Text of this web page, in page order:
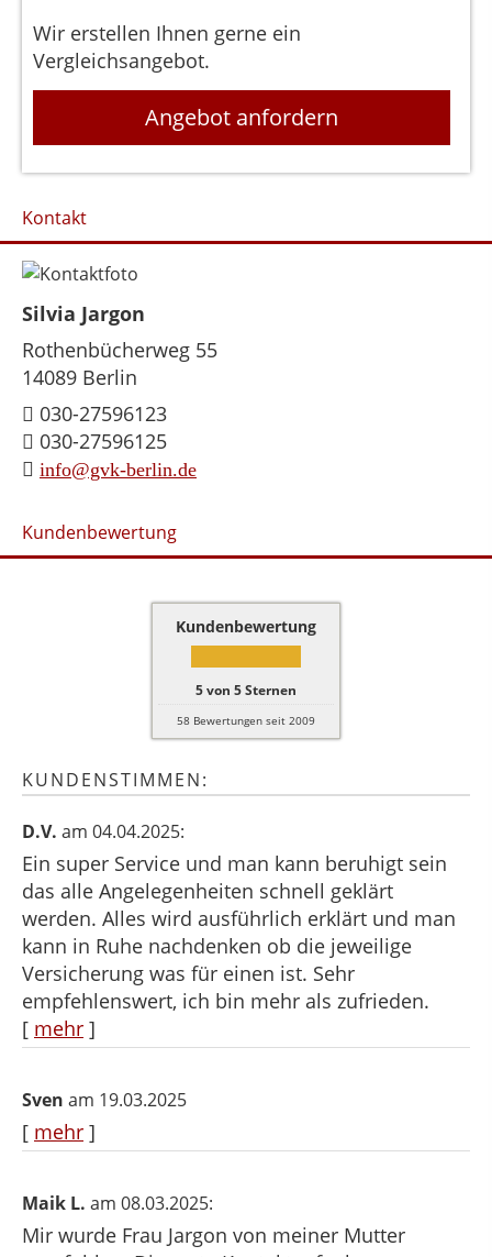
Wir erstellen Ihnen gerne ein
Vergleichsangebot.
Angebot anfordern
Kontakt
Silvia Jargon
Rothenbücherweg 55
14089 Berlin
030-27596123
030-27596125
info@gvk-berlin.de
Kundenbewertung
Kundenbewertung
5von 5Sternen
58 Bewertungen seit 2009
KUNDENSTIMMEN:
D.V. am 04.04.2025:
Ein super Service und man kann beruhigt sein
das alle Angelegenheiten schnell geklärt
werden. Alles wird ausführlich erklärt und man
kann in Ruhe nachdenken ob die jeweilige
Versicherung was für einen ist. Sehr
empfehlenswert, ich bin mehr als zufrieden.
[ mehr ]
Sven am 19.03.2025
[ mehr ]
Maik L. am 08.03.2025:
Mir wurde Frau Jargon von meiner Mutter